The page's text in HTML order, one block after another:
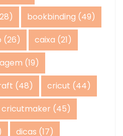
bookbinding (49)
(26) caixa (21)
(19)
(48) cricut (44)
cricutmaker (45)
dicas (17)